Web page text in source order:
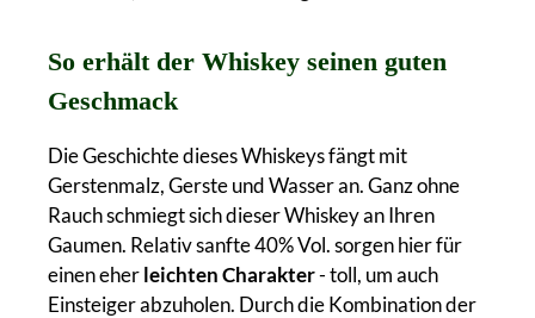
So erhält der Whiskey seinen guten
Geschmack
Die Geschichte dieses Whiskeys fängt mit
Gerstenmalz, Gerste und Wasser an. Ganz ohne
Rauch schmiegt sich dieser Whiskey an Ihren
Gaumen. Relativ sanfte 40% Vol. sorgen hier für
einen eherleichten Charakter- toll, um auch
Einsteiger abzuholen. Durch die Kombination der